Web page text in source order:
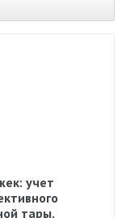
учет
тары.